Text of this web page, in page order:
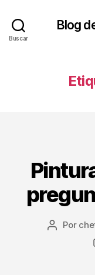
Buscar
Blog
Autor
Por